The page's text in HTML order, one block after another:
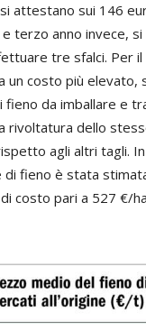
attestano sui 146
terzo anno invece,
tre sfalci. Per il
un costo più elevato,
fieno da imballare e
rivoltatura dello
agli altri tagli.
di fieno è stata
costo pari a 527 €/